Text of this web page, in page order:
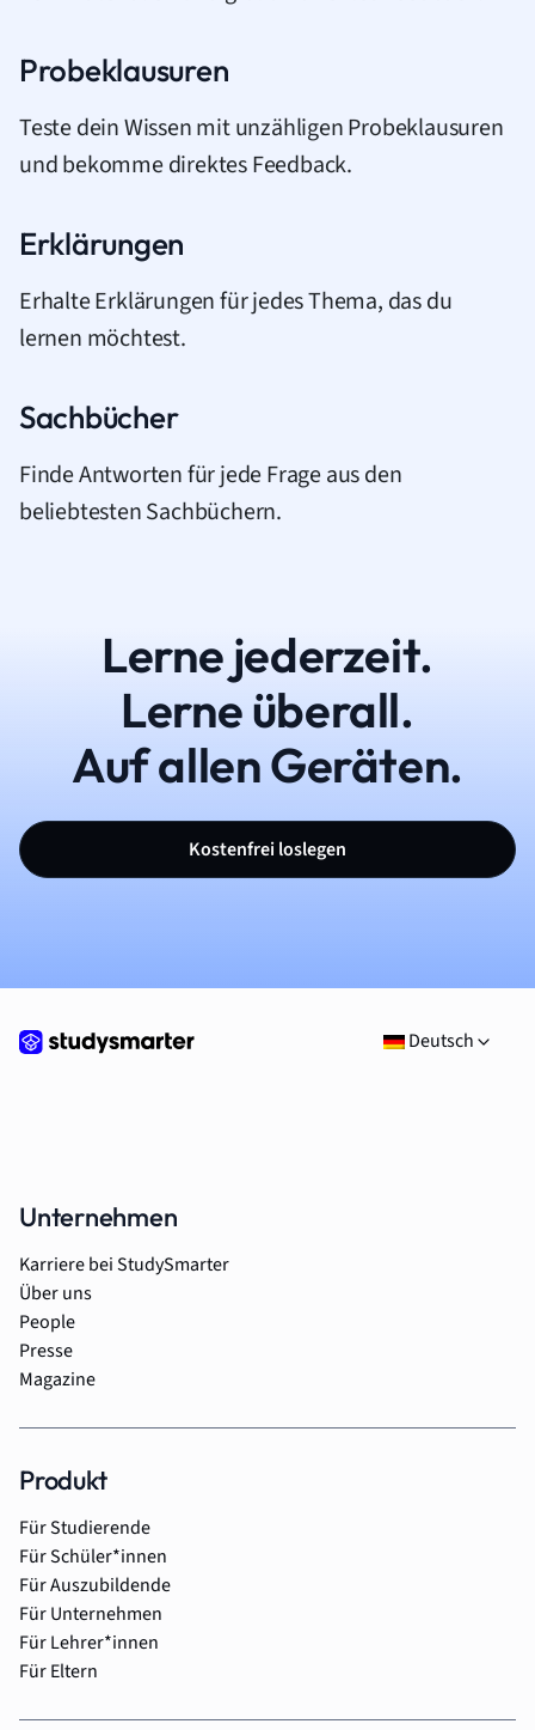
Probeklausuren
Teste dein Wissen mit unzähligen Probeklausuren
und bekomme direktes Feedback.
Erklärungen
Erhalte Erklärungen für jedes Thema, das du
lernen möchtest.
Sachbücher
Finde Antworten für jede Frage aus den
beliebtesten Sachbüchern.
Lerne jederzeit.
Lerne überall.
Auf allen Geräten.
Kostenfrei loslegen
Deutsch
Unternehmen
Karriere bei StudySmarter
Über uns
People
Presse
Magazine
Produkt
Für Studierende
Für Schüler*innen
Für Auszubildende
Für Unternehmen
Für Lehrer*innen
Für Eltern